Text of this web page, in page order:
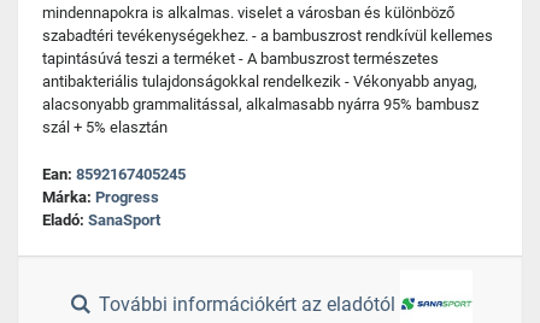
mindennapokra is alkalmas. viselet a városban és különböző
szabadtéri tevékenységekhez. - a bambuszrost rendkívül kellemes
tapintásúvá teszi a terméket - A bambuszrost természetes
antibakteriális tulajdonságokkal rendelkezik - Vékonyabb anyag,
alacsonyabb grammalitással, alkalmasabb nyárra 95% bambusz
szál + 5% elasztán
Ean: 8592167405245
Márka: Progress
Eladó: SanaSport
További információkért az eladótól